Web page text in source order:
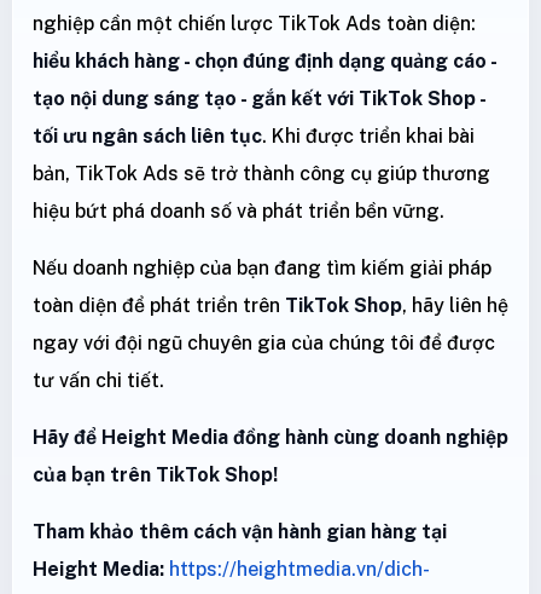
nghiệp cần một chiến lược TikTok Ads toàn diện:
hiểu khách hàng - chọn đúng định dạng quảng cáo -
tạo nội dung sáng tạo - gắn kết với TikTok Shop -
tối ưu ngân sách liên tục. Khi được triển khai bài
bản, TikTok Ads sẽ trở thành công cụ giúp thương
hiệu bứt phá doanh số và phát triển bền vững.
Nếu doanh nghiệp của bạn đang tìm kiếm giải pháp
toàn diện để phát triển trên TikTok Shop, hãy liên hệ
ngay với đội ngũ chuyên gia của chúng tôi để được
tư vấn chi tiết.
Hãy để Height Media đồng hành cùng doanh nghiệp
của bạn trên TikTok Shop!
Tham khảo thêm cách vận hành gian hàng tại
Height Media: https://heightmedia.vn/dich-